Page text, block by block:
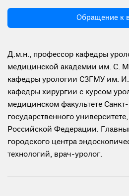
Обращение к
Д.м.н., профессор кафедры
медицинской академии им. С.
кафедры урологии СЗГМУ им.
кафедры хирургии с курсом
медицинском факультете
государственного
Российской Федерации.
городского центра
технологий, врач-уролог.